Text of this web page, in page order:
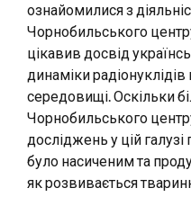
ознайомилися з
Чорнобильського
цікавив досвід
динаміки
середовищі. Оскільки
Чорнобильського
досліджень у цій
було насиченим та
як розвивається